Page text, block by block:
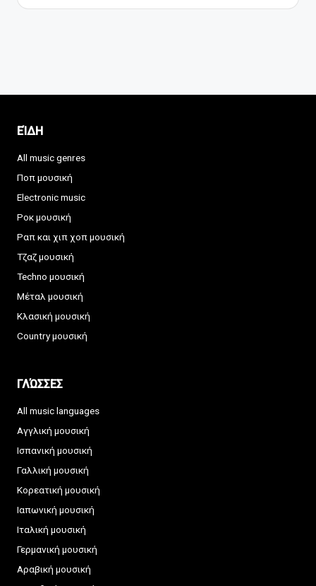
ΕΊΔΗ
All music genres
Ποπ μουσική
Electronic music
Ροκ μουσική
Ραπ και χιπ χοπ μουσική
Τζαζ μουσική
Techno μουσική
Μέταλ μουσική
Κλασική μουσική
Country μουσική
ΓΛΏΣΣΕΣ
All music languages
Αγγλική μουσική
Ισπανική μουσική
Γαλλική μουσική
Κορεατική μουσική
Ιαπωνική μουσική
Ιταλική μουσική
Γερμανική μουσική
Αραβική μουσική